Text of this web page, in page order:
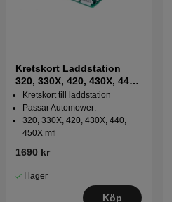
Kretskort Laddstation
320, 330X, 420, 430X, 440,
450X, 435X
Kretskort till laddstation
Passar Automower:
320, 330X, 420, 430X, 440,
450X mfl
1690 kr
I lager
Köp